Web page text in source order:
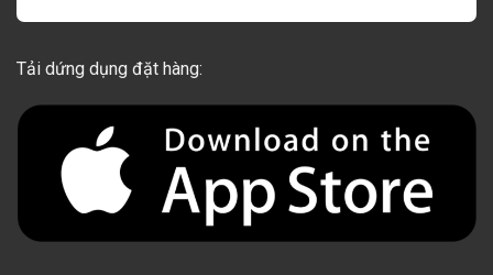
Tải dứng dụng đặt hàng: